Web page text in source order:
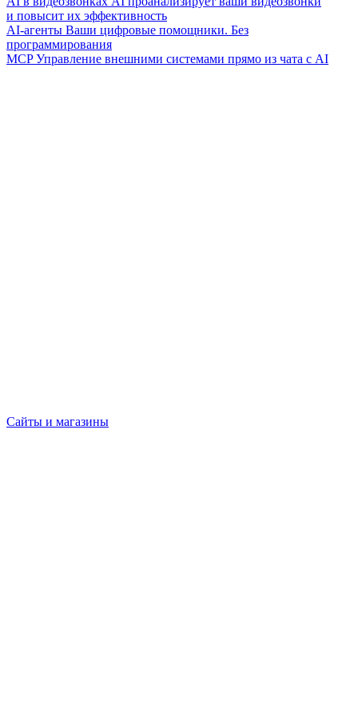
и повысит их эффективность
AI-агенты Ваши цифровые помощники. Без
программирования
MCP Управление внешними системами прямо из чата с AI
Сайты и магазины